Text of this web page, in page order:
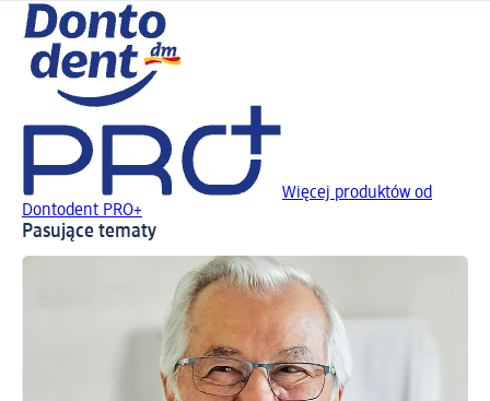
Więcej produktów od
Dontodent PRO+
Pasujące tematy